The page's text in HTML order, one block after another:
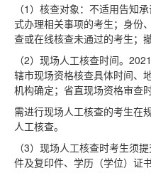
（1）核查对象：不适用告知
式办理相关事项的考生；身份
查或在线核查未通过的考生；
（2）现场人工核查时间。
辖市现场资格核查具体时间、
机构确定；省直现场资格审查
需进行现场人工核查的考生在
人工核查。
（3）现场人工核查时考生须
件及复印件、学历（学位）证